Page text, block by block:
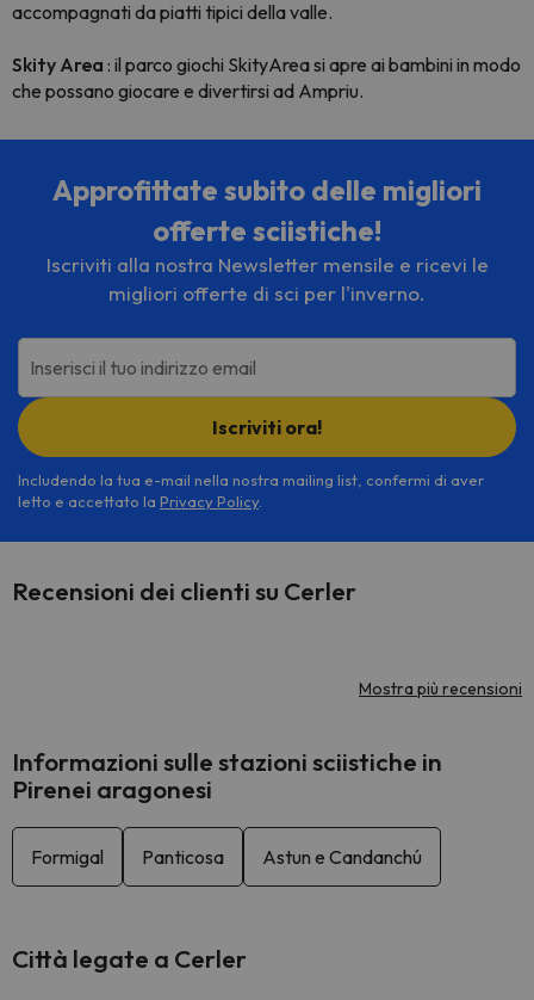
accompagnati da piatti tipici della valle.
Skity Area : il parco giochi SkityArea si apre ai bambini in modo
che possano giocare e divertirsi ad Ampriu.
Approfittate subito delle migliori
offerte sciistiche!
Iscriviti alla nostra Newsletter mensile e ricevi le
migliori offerte di sci per l'inverno.
Inserisci il tuo indirizzo email
Iscriviti ora!
Includendo la tua e-mail nella nostra mailing list, confermi di aver
letto e accettato la Privacy Policy.
Recensioni dei clienti su Cerler
Mostra più recensioni
Informazioni sulle stazioni sciistiche in
Pirenei aragonesi
Formigal Panticosa Astun e Candanchú
Città legate a Cerler